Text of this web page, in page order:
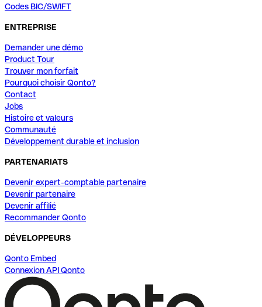
Codes BIC/SWIFT
ENTREPRISE
Demander une démo
Product Tour
Trouver mon forfait
Pourquoi choisir Qonto?
Contact
Jobs
Histoire et valeurs
Communauté
Développement durable et inclusion
PARTENARIATS
Devenir expert-comptable partenaire
Devenir partenaire
Devenir affilié
Recommander Qonto
DÉVELOPPEURS
Qonto Embed
Connexion API Qonto